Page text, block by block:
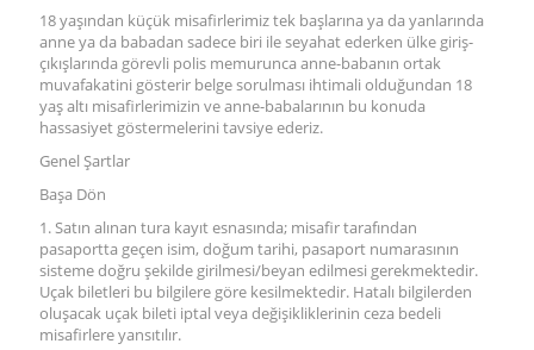
18 yaşından küçük misafirlerimiz tek başlarına ya da yanlarında
anne ya da babadan sadece biri ile seyahat ederken ülke giriş-
çıkışlarında görevli polis memurunca anne-babanın ortak
muvafakatini gösterir belge sorulması ihtimali olduğundan 18
yaş altı misafirlerimizin ve anne-babalarının bu konuda
hassasiyet göstermelerini tavsiye ederiz.
Genel Şartlar
Başa Dön
1. Satın alınan tura kayıt esnasında; misafir tarafından
pasaportta geçen isim, doğum tarihi, pasaport numarasının
sisteme doğru şekilde girilmesi/beyan edilmesi gerekmektedir.
Uçak biletleri bu bilgilere göre kesilmektedir. Hatalı bilgilerden
oluşacak uçak bileti iptal veya değişikliklerinin ceza bedeli
misafirlere yansıtılır.